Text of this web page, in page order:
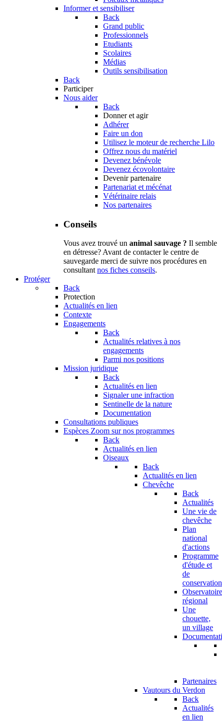
Informer et sensibiliser
Back
Grand public
Professionnels
Etudiants
Scolaires
Médias
Outils sensibilisation
Back
Participer
Nous aider
Back
Donner et agir
Adhérer
Faire un don
Utilisez le moteur de recherche Lilo
Offrez nous du matériel
Devenez bénévole
Devenez écovolontaire
Devenir partenaire
Partenariat et mécénat
Vétérinaire relais
Nos partenaires
Conseils
Vous avez trouvé un animal sauvage ? Il semble
en détresse? Avant de contacter le centre de
sauvegarde merci de suivre nos procédures en
consultantnos fiches conseils.
Protéger
Back
Protection
Actualités en lien
Contexte
Engagements
Back
Actualités relatives à nos
engagements
Parmi nos positions
Mission juridique
Back
Actualités en lien
Signaler une infraction
Sentinelle de la nature
Documentation
Consultations publiques
Espèces Zoom sur nos programmes
Back
Actualités en lien
Oiseaux
Back
Actualités en lien
Chevêche
Back
Actualités
Une vie de
chevêche
Plan
national
d'actions
Programme
d'étude et
de
conservation
Observatoire
régional
Une
chouette,
un village
Partenaires
Vautours du Verdon
Back
Actualités
en lien